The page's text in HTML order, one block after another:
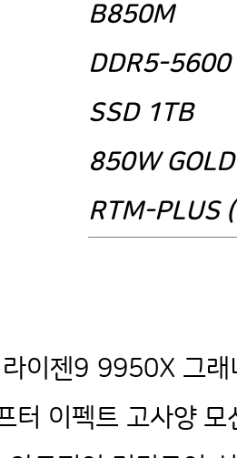
B850M
DDR5-5600
SSD 1TB
850W GOLD
RTM-PLUS
이젠9 9950X 그래
터 이펙트 고사양